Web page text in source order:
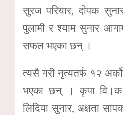
सुरज परियार, दीपक
पुलामी र श्याम सुनार
सफल भएका छन् ।
त्यसै गरी नृत्यतर्फ १२
भएका छन् । कृपा
लिदिया सुनार, अक्षता